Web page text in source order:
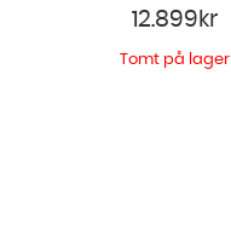
12.899 kr
Tomt på lager